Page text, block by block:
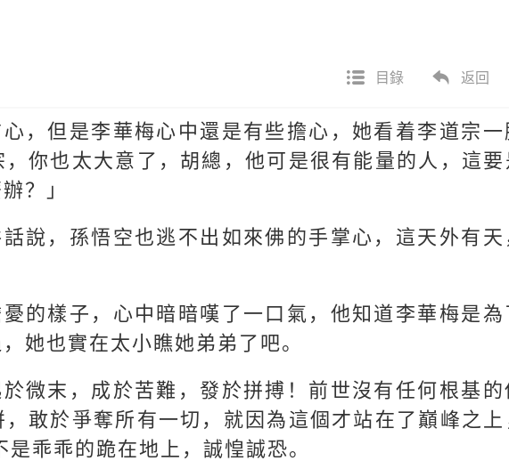
目錄 返回
，但是李華梅心中還是有些擔心，她看着李道宗
你也太大意了，胡總，他可是很有能量的人，這要
？」
說，孫悟空也逃不出如來佛的手掌心，這天外有天
的樣子，心中暗暗嘆了一口氣，他知道李華梅是
她也實在太小瞧她弟弟了吧。
微末，成於苦難，發於拼搏！前世沒有任何根基的
敢於爭奪所有一切，就因為這個才站在了巔峰之
乖乖的跪在地上，誠惶誠恐。